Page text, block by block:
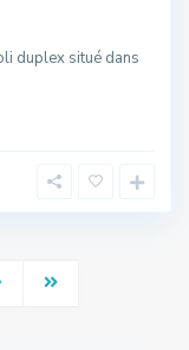
duplex situé dans